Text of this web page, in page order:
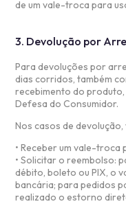
de um vale-troca para
3. Devolução por
Para devoluções por
dias corridos, também
recebimento do
Defesa do Consumidor.
Nos casos de
• Receber um vale-troca
• Solicitar o reembolso:
débito, boleto ou PIX, o
bancária; para pedidos
realizado o estorno